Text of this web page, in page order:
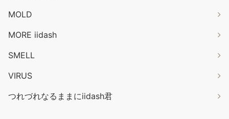
MOLD
MORE iidash
SMELL
VIRUS
つれづれなるままにiidash君